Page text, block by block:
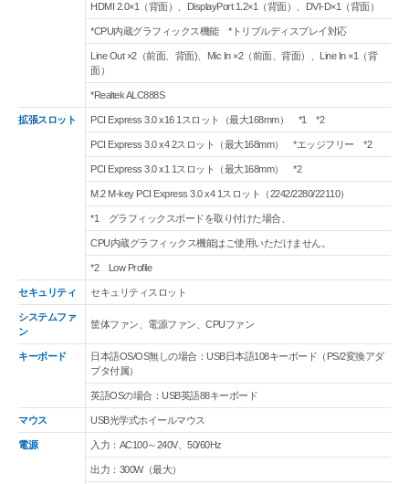
HDMI 2.0×1（背面）、DisplayPort 1.2×1（背面）、DVI-D×1（背面）
*CPU内蔵グラフィックス機能 *トリプルディスプレイ対応
Line Out ×2（前面、背面)、Mic In ×2（前面、背面）、Line In ×1（背
面）
*Realtek ALC888S
拡張スロット PCI Express 3.0 x16 1スロット（最大168mm） *1 *2
PCI Express 3.0 x4 2スロット（最大168mm） *エッジフリー *2
PCI Express 3.0 x1 1スロット（最大168mm） *2
M.2 M-key PCI Express 3.0 x4 1スロット（2242/2280/22110）
*1 グラフィックスボードを取り付けた場合、
CPU内蔵グラフィックス機能はご使用いただけません。
*2 Low Profile
セキュリティ セキュリティスロット
システムファ
ン
筐体ファン、電源ファン、CPUファン
キーボード
日本語OS/OS無しの場合：USB日本語108キーボード（PS/2変換アダ
プタ付属）
英語OSの場合：USB英語88キーボード
マウス USB光学式ホイールマウス
電源 入力：AC100～240V、50/60Hz
出力：300W（最大）